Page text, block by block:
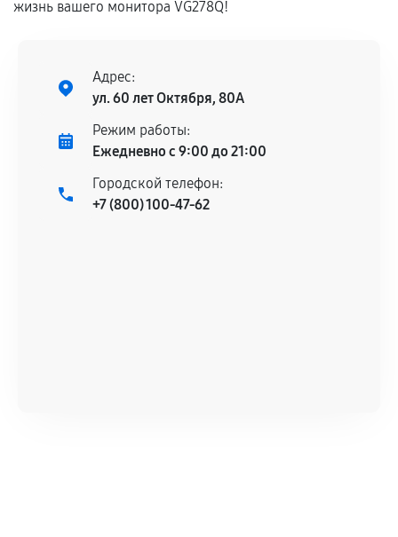
центром.
продавца. За качество сторонних деталей
сервисный центр ответственности не несет.
жизнь вашего монитора VG278Q!
Адрес:
ул. 60 лет Октября, 80А
Режим работы:
Ежедневно с 9:00 до 21:00
Городской телефон:
+7 (800) 100-47-62